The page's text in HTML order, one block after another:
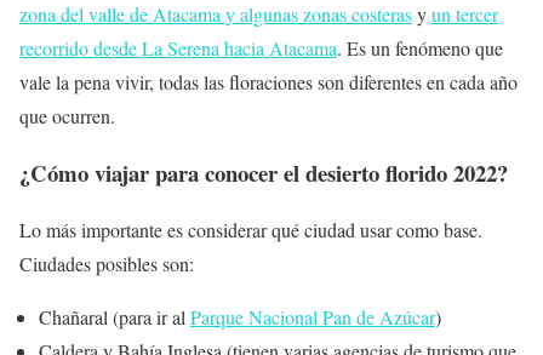
zona del valle de Atacama y algunas zonas costerasyun tercer
recorrido desde La Serena hacia Atacama. Es un fenómeno que
vale la pena vivir, todas las floraciones son diferentes en cada año
que ocurren.
¿Cómo viajar para conocer el desierto florido 2022?
Lo más importante es considerar qué ciudad usar como base.
Ciudades posibles son:
Chañaral (para ir al Parque Nacional Pan de Azúcar)